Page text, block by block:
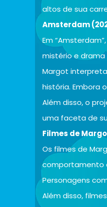
altos de sua
Amsterdam
Em
mistério e
Margot
história. Embora
Além disso, o
uma faceta de
Filmes de
Os filmes de
comportamento
Personagens
Além disso,